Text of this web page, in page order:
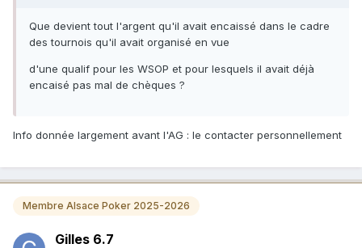
Que devient tout l'argent qu'il avait encaissé dans le cadre
des tournois qu'il avait organisé en vue
d'une qualif pour les WSOP et pour lesquels il avait déjà
encaisé pas mal de chèques ?
Info donnée largement avant l'AG : le contacter personnellement
Membre Alsace Poker 2025-2026
Gilles 6.7